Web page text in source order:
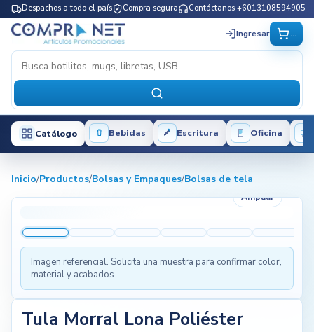
Despachos a todo el país Compra segura Contáctanos +6013108594905
Ingresar ...
Catálogo Bebidas Escritura Oficina
Inicio/Productos/Bolsas y Empaques/Bolsas de tela
Ampliar
Imagen referencial. Solicita una muestra para confirmar color,
material y acabados.
Tula Morral Lona Poliéster